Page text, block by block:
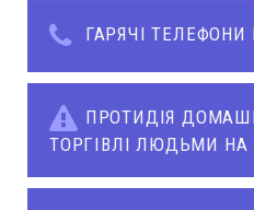
ГАРЯЧІ ТЕЛЕФОНИ
ПРОТИДІЯ
ТОРГІВЛІ ЛЮДЬМИ НА